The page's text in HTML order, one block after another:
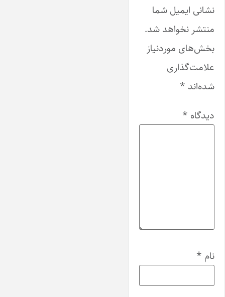
نشانی ایمیل شما
منتشر نخواهد شد.
بخش‌های موردنیاز
علامت‌گذاری
شده‌اند *
دیدگاه *
نام *